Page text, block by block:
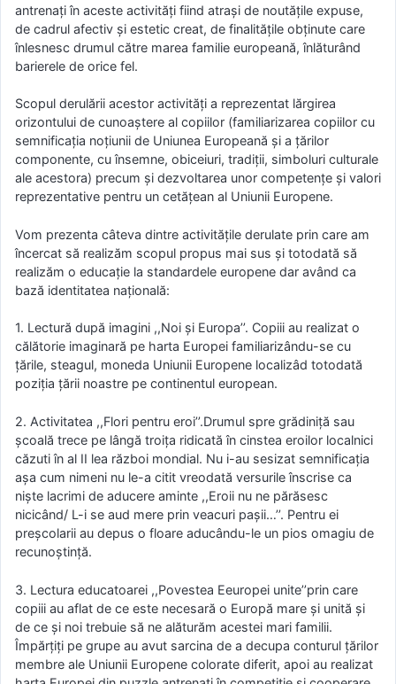
antrenaţi în aceste activităţi fiind atraşi de noutăţile expuse,
de cadrul afectiv şi estetic creat, de finalităţile obţinute care
înlesnesc drumul către marea familie europeană, înlăturând
barierele de orice fel.
Scopul derulării acestor activităţi a reprezentat lărgirea
orizontului de cunoaştere al copiilor (familiarizarea copiilor cu
semnificaţia noţiunii de Uniunea Europeană şi a ţărilor
componente, cu însemne, obiceiuri, tradiţii, simboluri culturale
ale acestora) precum şi dezvoltarea unor competenţe şi valori
reprezentative pentru un cetăţean al Uniunii Europene.
Vom prezenta câteva dintre activităţile derulate prin care am
încercat să realizăm scopul propus mai sus şi totodată să
realizăm o educaţie la standardele europene dar având ca
bază identitatea naţională:
1. Lectură după imagini ,,Noi şi Europa’’. Copiii au realizat o
călătorie imaginară pe harta Europei familiarizându-se cu
ţările, steagul, moneda Uniunii Europene localizâd totodată
poziţia ţării noastre pe continentul european.
2. Activitatea ,,Flori pentru eroi’’.Drumul spre grădiniţă sau
şcoală trece pe lângă troiţa ridicată în cinstea eroilor localnici
căzuti în al II lea război mondial. Nu i-au sesizat semnificaţia
aşa cum nimeni nu le-a citit vreodată versurile înscrise ca
nişte lacrimi de aducere aminte ,,Eroii nu ne părăsesc
nicicând/ L-i se aud mere prin veacuri paşii…’’. Pentru ei
preşcolarii au depus o floare aducându-le un pios omagiu de
recunoştinţă.
3. Lectura educatoarei ,,Povestea Eeuropei unite’’prin care
copiii au aflat de ce este necesară o Europă mare şi unită şi
de ce şi noi trebuie să ne alăturăm acestei mari familii.
Împărţiţi pe grupe au avut sarcina de a decupa conturul ţărilor
membre ale Uniunii Europene colorate diferit, apoi au realizat